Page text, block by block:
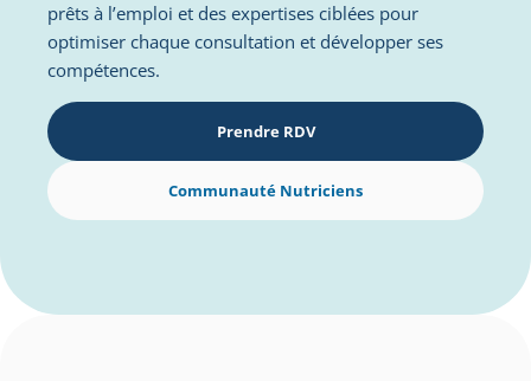
prêts à l’emploi et des expertises ciblées pour
optimiser chaque consultation et développer ses
compétences.
Prendre RDV
Communauté Nutriciens